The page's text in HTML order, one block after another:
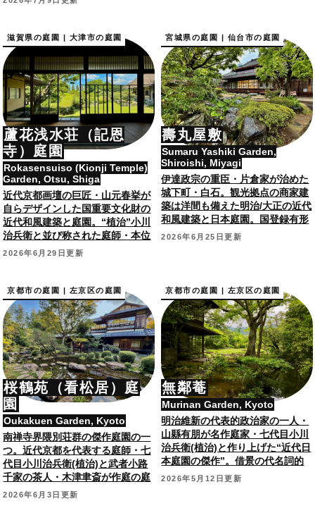
滋賀県の庭園 | 大津市の庭園
蘆花浅水荘（記恩
寺）庭園
Rokasensuiso (Kionji Temple)
Garden, Otsu, Shiga
近代京都画壇の巨匠・山元春挙が
自らデザインした国重要文化財の
近代和風建築と庭園。“植治”小川
治兵衛と並び称された庭師・本位
政五郎の作庭。
2026年6月29日更新
宮城県の庭園 | 仙台市の庭園
壽丸屋敷
Sumaru Yashiki Garden,
Shiroishi, Miyagi
伊達政宗の重臣・片倉家が治めた
城下町・白石。観光拠点の商家建
築は洋間も備えた明治/大正の近代
和風建築と日本庭園。国登録有形
文化財。
2026年6月25日更新
京都市の庭園 | 左京区の庭園
桜鶴苑（看松居）庭
園
Oukakuen Garden, Kyoto
南禅寺界隈別荘群の傑作庭園の一
つ。近代京都を代表する庭師・七
代目小川治兵衛(植治)と武者小路
千家の茶人・木津聿斎が作庭の庭
園で特別な時間を―
2026年6月3日更新
京都市の庭園 | 左京区の庭園
無鄰菴
Murinan Garden, Kyoto
明治維新の代表的政治家の一人・
山縣有朋が名作庭家・七代目小川
治兵衛(植治)と作り上げた“近代日
本庭園の傑作”。借景の代名詞的
庭園で、国指定名勝。
2026年5月12日更新